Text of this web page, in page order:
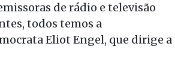
de rádio e televisão
todos temos a
Eliot Engel, que dirige a